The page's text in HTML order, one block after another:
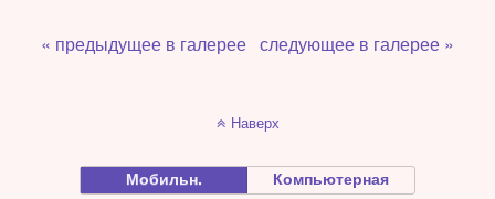
« предыдущее в галерее следующее в галерее »
Наверх
Мобильн. Компьютерная